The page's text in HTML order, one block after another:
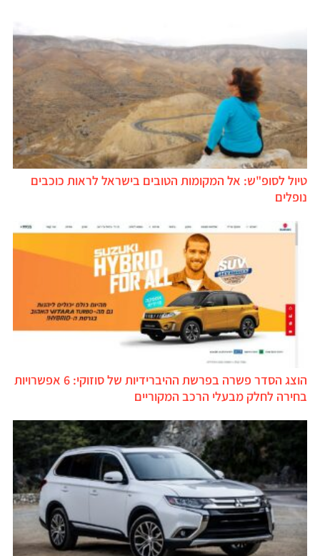
לסופ"ש: אל המקומות הטובים בישראל לראות כוכבים
הוצג הסדר פשרה בפרשת ההיברידיות של סוזוקי: 6 אפשרויות
לחלק מבעלי הרכב המקוריים